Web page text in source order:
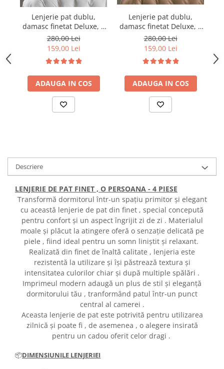
Lenjerie pat dublu,
damasc finetat Deluxe, 6
piese, cearceaf pat cu
elastic, Alb
280,00 Lei
159,00 Lei
ADAUGA IN COS
Lenjerie pat dublu,
damasc finetat Deluxe, 6
piese, cearceaf pat cu
elastic, Maro
280,00 Lei
159,00 Lei
ADAUGA IN COS
Descriere
LENJERIE DE PAT FINET , O PERSOANA - 4 PIESE
Transformă dormitorul într-un spațiu primitor și elegant
cu această lenjerie de pat din finet , special concepută
pentru confort și un aspect îngrijit zi de zi . Materialul
moale și plăcut la atingere oferă o senzație delicată pe
piele , fiind ideal pentru un somn liniștit și relaxant.
Realizată din finet de înaltă calitate , lenjeria este
rezistentă la utilizare și își păstrează textura și
intensitatea culorilor chiar și după multiple spălări .
Imprimeul modern adaugă un plus de stil și eleganță
dormitorului tău , tranformând patul într-un punct
central al camerei .
Aceasta lenjerie de pat este potrivită pentru utilizarea
zilnică și poate fi , de asemenea , o alegere insirată
pentru un cadou oferit celor dragi .
📦DIMENSIUNILE LENJERIEI